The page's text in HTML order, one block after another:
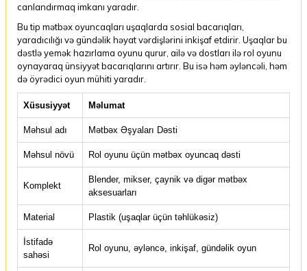
canlandırmaq imkanı yaradır.
Bu tip mətbəx oyuncaqları uşaqlarda sosial bacarıqları,
yaradıcılığı və gündəlik həyat vərdişlərini inkişaf etdirir. Uşaqlar bu
dəstlə yemək hazırlama oyunu qurur, ailə və dostları ilə rol oyunu
oynayaraq ünsiyyət bacarıqlarını artırır. Bu isə həm əyləncəli, həm
də öyrədici oyun mühiti yaradır.
Xüsusiyyət Məlumat
Məhsul adı Mətbəx Əşyaları Dəsti
Məhsul növü Rol oyunu üçün mətbəx oyuncaq dəsti
Komplekt
Blender, mikser, çaynik və digər mətbəx
aksesuarları
Material Plastik (uşaqlar üçün təhlükəsiz)
İstifadə
sahəsi
Rol oyunu, əyləncə, inkişaf, gündəlik oyun